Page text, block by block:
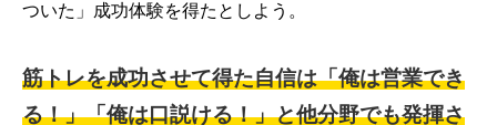
ついた」成功体験を得たとしよう。
筋トレを成功させて得た自信は「俺は営業でき
る！」「俺は口説ける！」と他分野でも発揮さ